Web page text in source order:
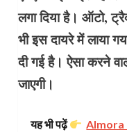
लगा दिया है। ऑटो,
भी इस दायरे में लाया
दी गई है। ऐसा करने
जाएगी।
यह भी पढ़ें
Almora